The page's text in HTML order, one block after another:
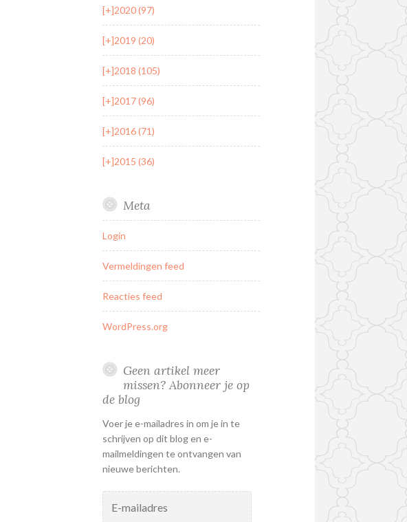
[+]2020 (97)
[+]2019 (20)
[+]2018 (105)
[+]2017 (96)
[+]2016 (71)
[+]2015 (36)
Meta
Login
Vermeldingen feed
Reacties feed
WordPress.org
Geen artikel meer
missen? Abonneer je op
de blog
Voer je e-mailadres in om je in te
schrijven op dit blog en e-
mailmeldingen te ontvangen van
nieuwe berichten.
mailadres